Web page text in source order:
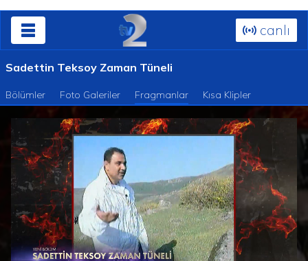
canlı
Sadettin Teksoy Zaman Tüneli
Bölümler Foto Galeriler Fragmanlar Kısa Klipler